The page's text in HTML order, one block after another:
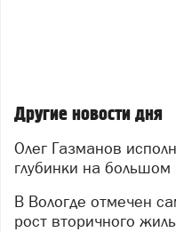
Другие новости дня
Олег Газманов исполнит песни из вологодской
глубинки на большом
В Вологде отмечен самый высокий по стране
рост вторичного